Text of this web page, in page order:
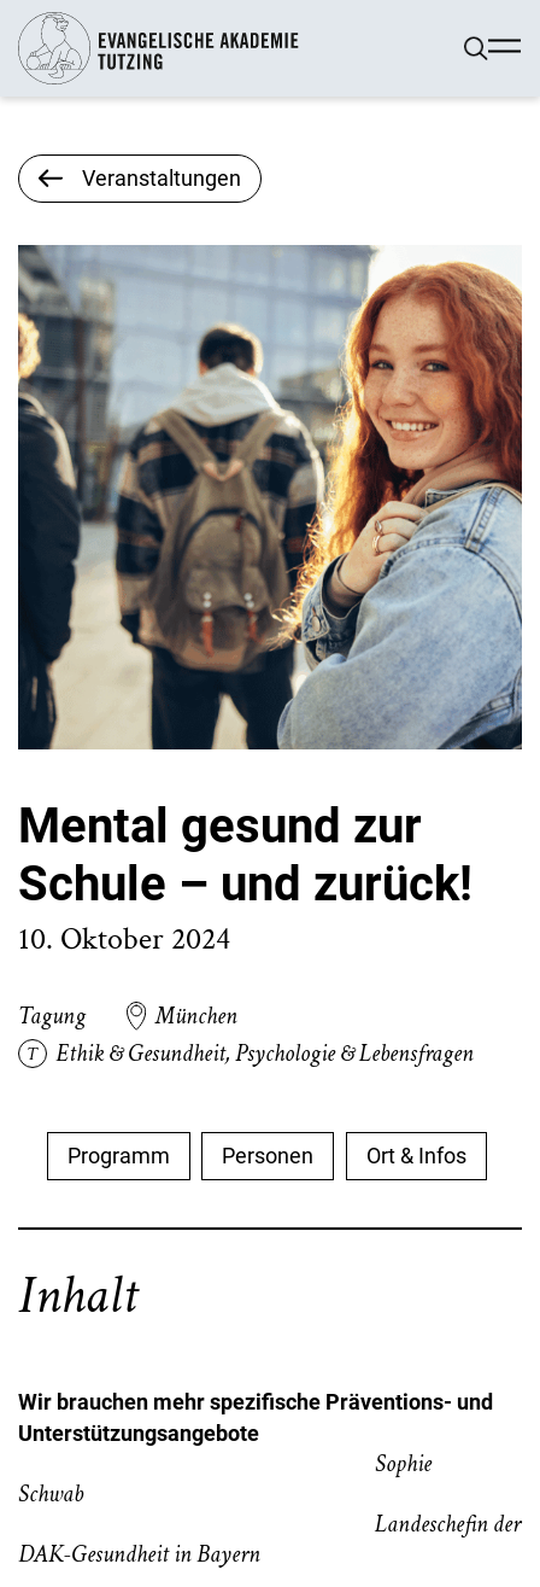
Veranstaltungen
Mental gesund zur
Schule – und zurück!
10. Oktober 2024
Tagung
München
Ethik & Gesundheit,Psychologie & Lebensfragen
Programm Personen Ort & Infos
Inhalt
Wir brauchen mehr spezifische Präventions- und
Unterstützungsangebote
Sophie
Schwab
Landeschefin der
DAK-Gesundheit in Bayern